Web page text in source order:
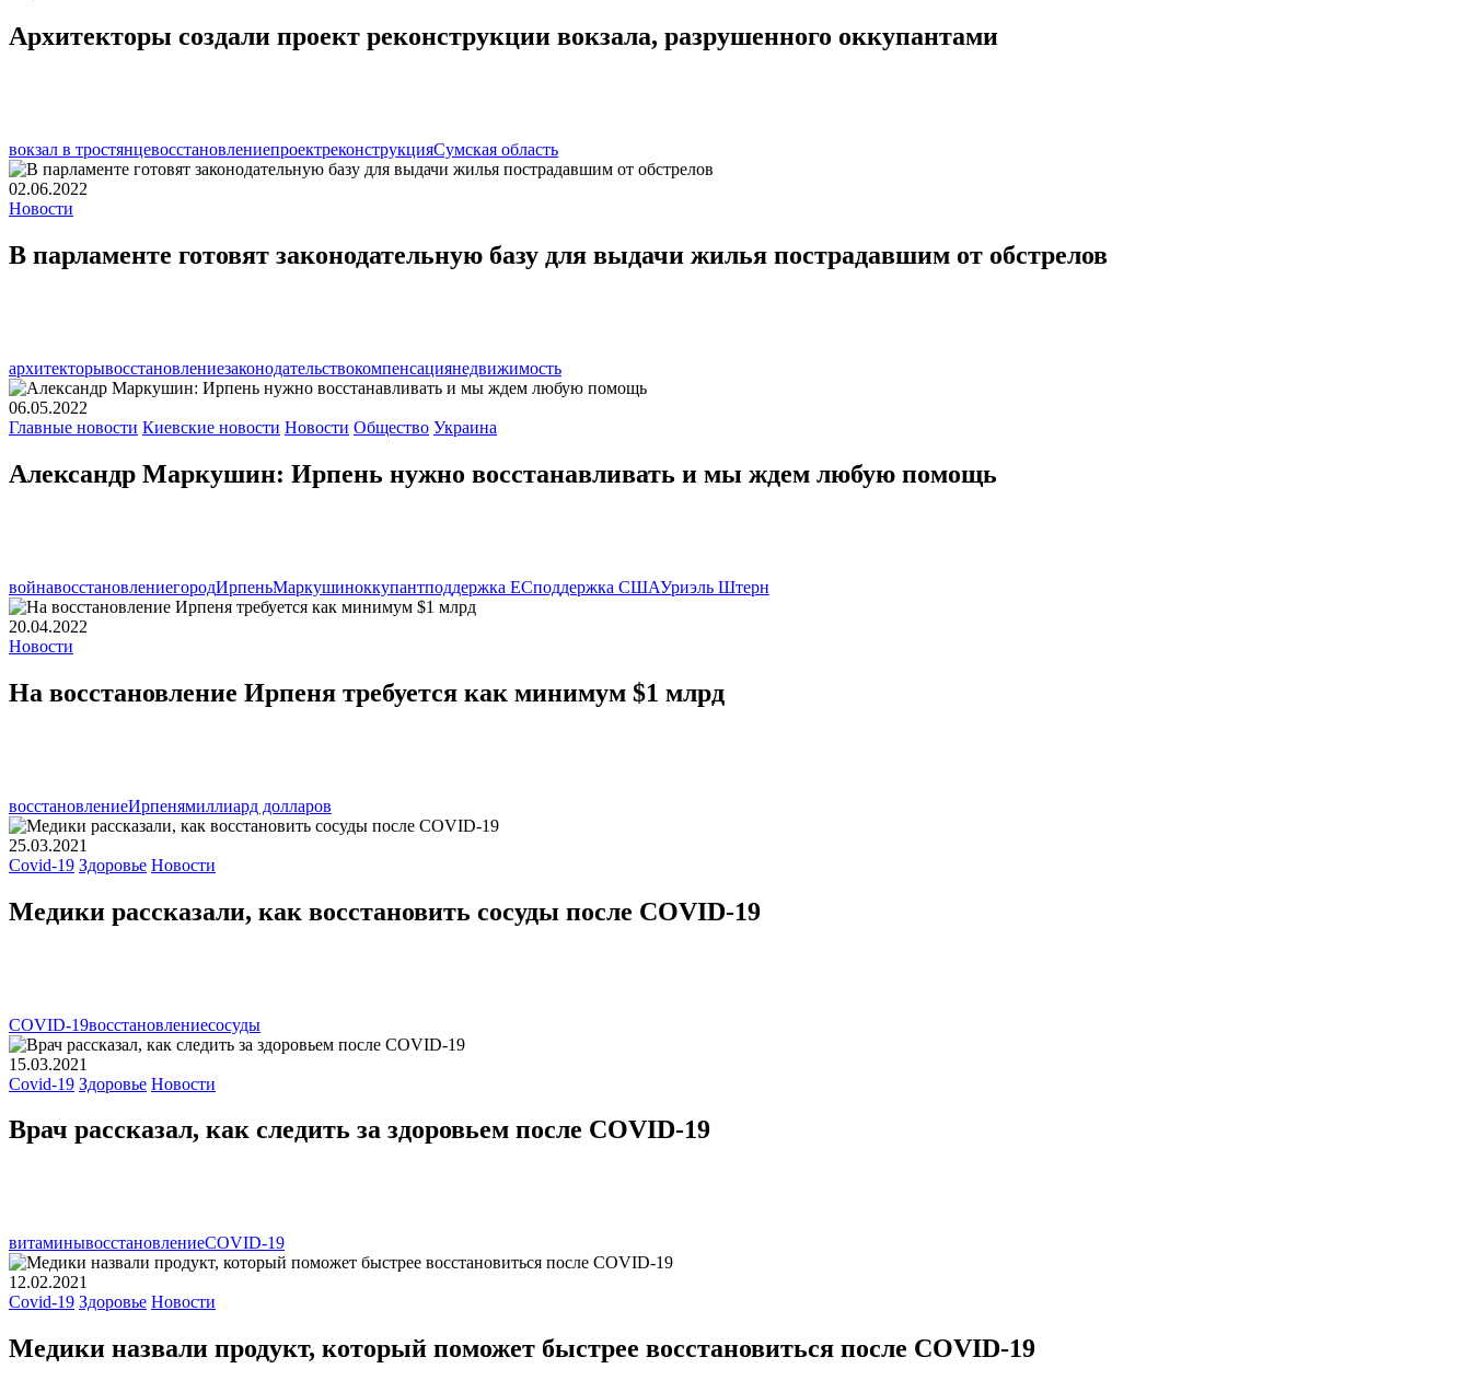
Архитекторы создали проект реконструкции вокзала, разрушенного оккупантами
вокзал в тростянцевосстановлениепроектреконструкцияСумская область
02.06.2022
Новости
В парламенте готовят законодательную базу для выдачи жилья пострадавшим от обстрелов
архитекторывосстановлениезаконодательствокомпенсациянедвижимость
06.05.2022
Главные новости Киевские новости Новости Общество Украина
Александр Маркушин: Ирпень нужно восстанавливать и мы ждем любую помощь
войнавосстановлениегородИрпеньМаркушиноккупантподдержка ЕСподдержка СШАУриэль Штерн
20.04.2022
Новости
На восстановление Ирпеня требуется как минимум $1 млрд
восстановлениеИрпенямиллиард долларов
25.03.2021
Covid-19 Здоровье Новости
Медики рассказали, как восстановить сосуды после COVID-19
COVID-19восстановлениесосуды
15.03.2021
Covid-19 Здоровье Новости
Врач рассказал, как следить за здоровьем после СОVID-19
витаминывосстановлениеСОVID-19
12.02.2021
Covid-19 Здоровье Новости
Медики назвали продукт, который поможет быстрее восстановиться после COVID-19